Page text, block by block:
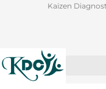
Kaizen